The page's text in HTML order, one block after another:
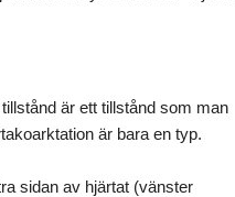
är ett tillstånd som man
är bara en typ.
sidan av hjärtat (vänster